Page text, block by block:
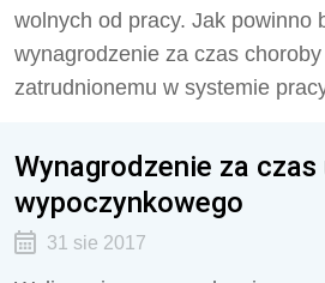
wolnych od pracy. Jak powinno
wynagrodzenie za czas
zatrudnionemu w systemie
Wynagrodzenie za czas
wypoczynkowego
31 sie 2017